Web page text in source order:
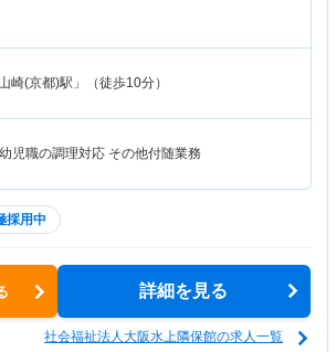
崎(京都)駅」（徒歩10分）
児職の調理対応 その他付随業務
採用中
詳細を見る
社会福祉法人大阪水上隣保館の求人一覧